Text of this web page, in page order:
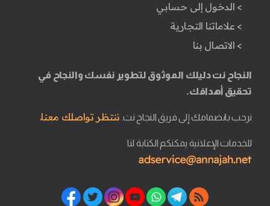
> الدخول إلى حسابي
> علاماتنا التجارية
> الاتصال بنا
النجاح نت دليلك الموثوق لتطوير نفسك والنجاح في
تحقيق أهدافك.
نرحب بانضمامك إلى فريق النجاح نت. ننتظر تواصلك معنا.
للخدمات الإعلانية يمكنكم الكتابة لنا